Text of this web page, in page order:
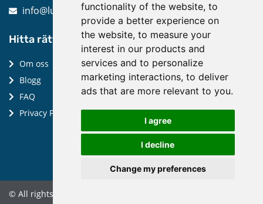
functionality of the website, to
provide a better experience on
the website, to measure your
interest in our products and
services and to personalize
marketing interactions, to deliver
ads that are more relevant to you.
I agree
I decline
Change my preferences
info@luptechnologies.com
Hitta rätt:
Om oss
Blogg
FAQ
Privacy Policy
© All rights reserved